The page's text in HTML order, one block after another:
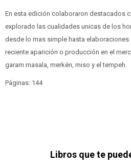
En esta edición colaboraron destacados
explorado las cualidades unicas de los
desde lo mas simple hasta
reciente aparición o producción en el
garam masala, merkén, miso y el tempeh.
Páginas: 144
Libros que te